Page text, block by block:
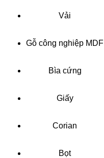
Vải
Gỗ công nghiệp MDF
Bìa cứng
Giấy
Corian
Bọt